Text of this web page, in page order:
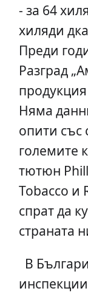
- за 64
хиляди
Преди
Разград
Няма
опити със
големите
тютюн
Tobacco и
спрат да
страната
В